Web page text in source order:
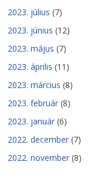
2023. július (7)
2023. június (12)
2023. május (7)
2023. április (11)
2023. március (8)
2023. február (8)
2023. január (6)
2022. december (7)
2022. november (8)